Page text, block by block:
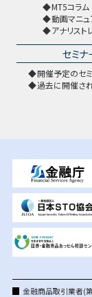
MT5コラム
動画マニュ
アナリスト
セミナ
開催予定のセ
過去に開催さ
金融商品取引業者(